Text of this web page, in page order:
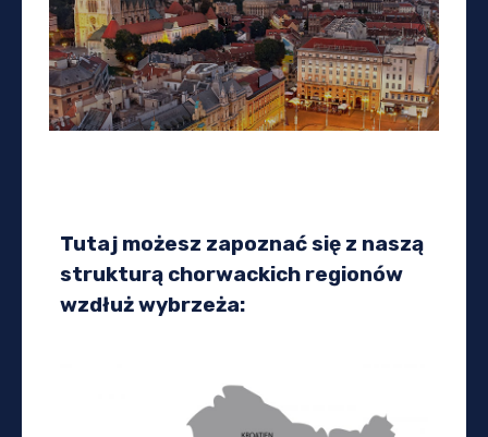
Tutaj możesz zapoznać się z naszą
strukturą chorwackich regionów
wzdłuż wybrzeża: